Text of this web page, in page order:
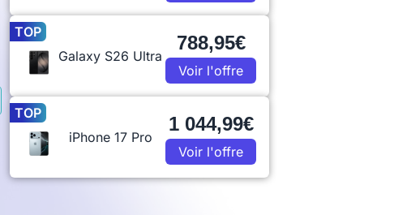
TOP
Galaxy S26 Ultra
788,95€
Voir l'offre
TOP
iPhone 17 Pro
1 044,99€
Voir l'offre